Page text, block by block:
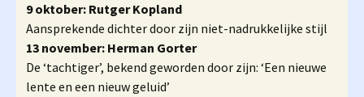
9 oktober: Rutger Kopland
Aansprekende dichter door zijn niet-nadrukkelijke stijl
13 november: Herman Gorter
De ‘tachtiger’, bekend geworden door zijn: ‘Een nieuwe
lente en een nieuw geluid’